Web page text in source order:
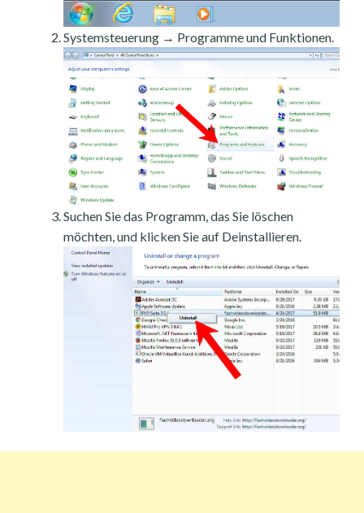
Systemsteuerung → Programme und Funktionen.
Suchen Sie das Programm, das Sie löschen
möchten, und klicken Sie auf Deinstallieren.